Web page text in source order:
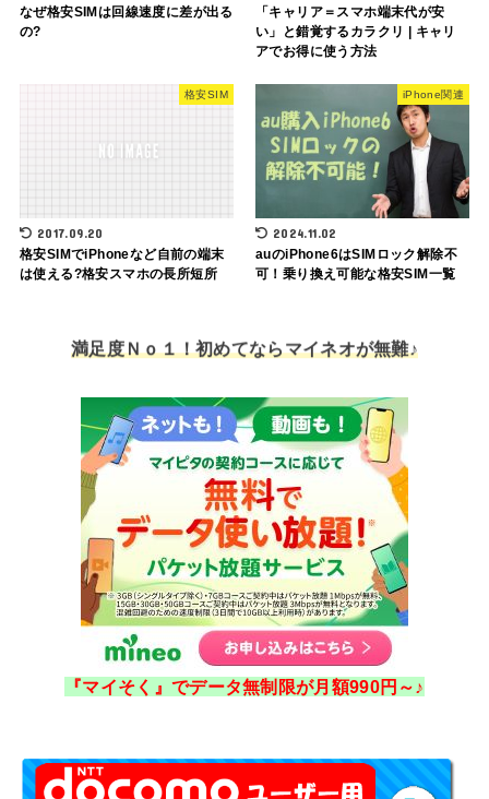
なぜ格安SIMは回線速度に差が出る
の?
「キャリア＝スマホ端末代が安
い」と錯覚するカラクリ | キャリ
アでお得に使う方法
格安SIM
2017.09.20
格安SIMでiPhoneなど自前の端末
は使える?格安スマホの長所短所
iPhone関連
2024.11.02
auのiPhone6はSIMロック解除不
可！乗り換え可能な格安SIM一覧
満足度Ｎｏ１！初めてならマイネオが無難♪
『マイそく』でデータ無制限が月額990円～♪